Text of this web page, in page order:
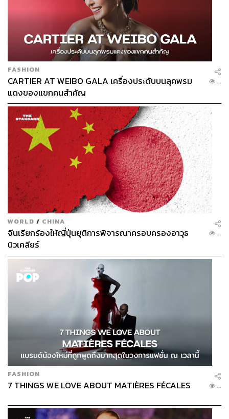
Photo: AFP
TAGS: ยิ่งลักษณ์ ชินวัตร ทักษิณ ชินวัตร สมชาย วงศ์สวัสดิ์
1.0K
ABOUT THE AUTHOR
พลวุฒิ สงสกุล
THE STANDARD
FASHION
CARTIER AT WEIBO GALA เครื่องประดับบนลุคพรม
แดงของแขกคนสำคัญ
...
WORLD / CHINA
จีนเรียกร้องให้ญี่ปุ่นยุติการพิจารณาครอบครองอาวุธ
นิวเคลียร์
...
FASHION
7 THINGS WE LOVE ABOUT MATIÈRES FÉCALES ...